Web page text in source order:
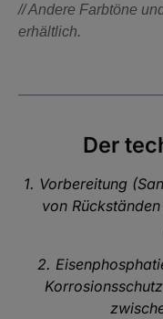
// Andere Farbtöne
erhältlich.
Der
1. Vorbereitung
von
2.